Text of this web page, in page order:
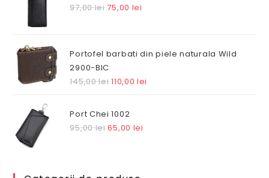
97,00leiPrețul
fost:
97,00 lei.
75,00 lei
75,00 lei.
Portofel barbati din piele naturala Wild
2900-BIC
145,00lei Prețul
a
fost:
110,00lei
Port Chei 1002
95,00leiPrețul
fost:
65,00 lei